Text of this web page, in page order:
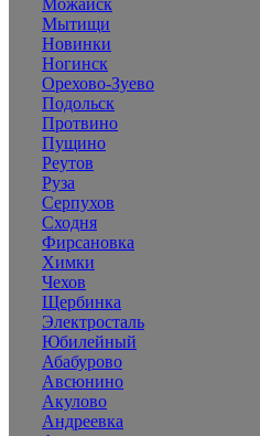
Мытищи
Новинки
Ногинск
Орехово-Зуево
Подольск
Протвино
Пущино
Реутов
Руза
Серпухов
Сходня
Фирсановка
Химки
Чехов
Щербинка
Электросталь
Юбилейный
Абабурово
Авсюнино
Акулово
Андреевка